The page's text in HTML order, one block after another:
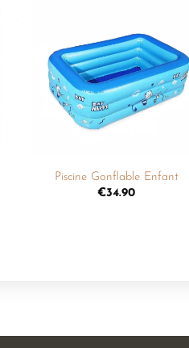
à la
liste de
souhaits
Piscine Gonflable Enfant
€34.90